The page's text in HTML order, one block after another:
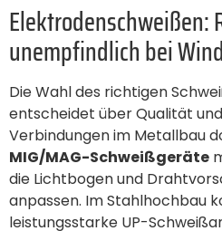
Elektrodenschweißen:
unempfindlich bei Wind
Die Wahl des richtigen
entscheidet über Qualität
Verbindungen im Metallbau
MIG/MAG-Schweißgeräte
die Lichtbogen und
anpassen. Im Stahlhochbau
leistungsstarke UP-